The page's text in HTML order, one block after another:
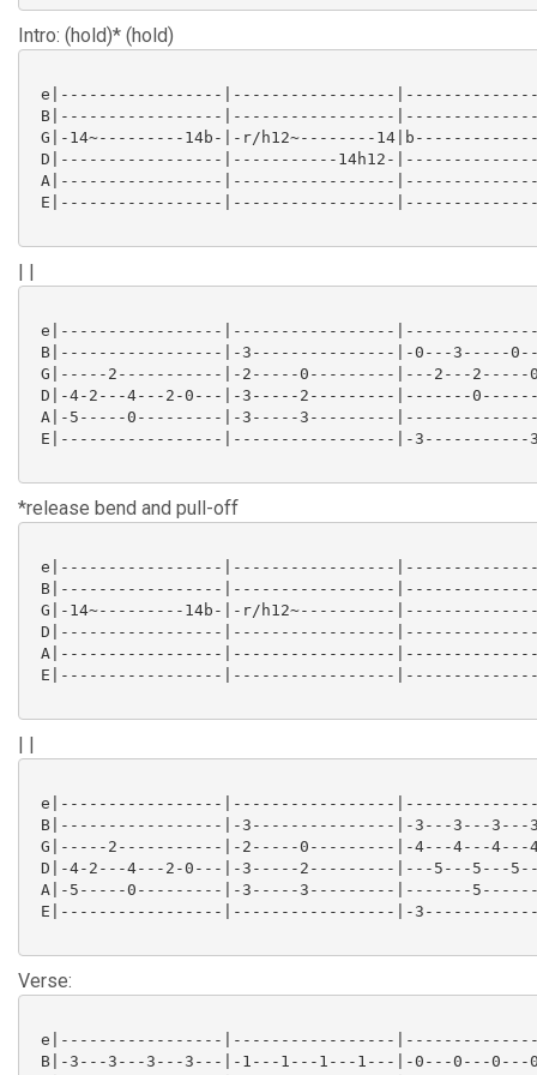
Intro: (hold)* (hold)
e|-----------------|-----------------
B|-----------------|-----------------
G|-14~---------14b-|-r/h12~--------
D|-----------------|-----------14h12-
A|-----------------|-----------------
E|-----------------|-----------------
| |
e|-----------------|-----------------
B|-----------------|-3---------------|-0---3-----
G|-----2-----------|-2-----0---------|---2---2-----
D|-4-2---4---2-0---|-3-----2---------|-------
A|-5-----0---------|-3-----3---------
E|-----------------|-----------------|-3-----------
*release bend and pull-off
e|-----------------|-----------------
B|-----------------|-----------------
G|-14~---------14b-|-r/h12~----------
D|-----------------|-----------------
A|-----------------|-----------------
E|-----------------|-----------------
| |
e|-----------------|-----------------
B|-----------------|-3---------------|-3---3---3---
G|-----2-----------|-2-----0---------|-4---4---4---
D|-4-2---4---2-0---|-3-----2---------|---5---5---
A|-5-----0---------|-3-----3---------|-------
E|-----------------|-----------------|-
Verse:
e|-----------------|-----------------
B|-3---3---3---3---|-1---1---1---1---|-0---0---